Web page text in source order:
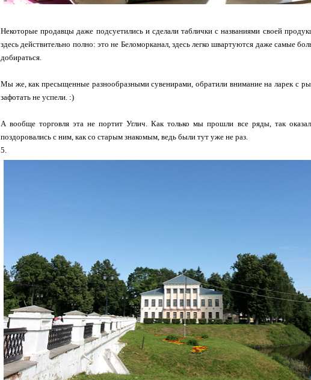
Некоторые продавцы даже подсуетились и сделали таблички с названиями своей
здесь действительно полно: это не Беломорканал, здесь легко швартуются даже самые
добираться.
Мы же, как пресыщенные разнообразными сувенирами, обратили внимание на ларек с
зафотать не успели. :)
А вообще торговля эта не портит Углич. Как только мы прошли все ряды, так
поздоровались с ним, как со старым знакомым, ведь были тут уже не раз.
5.